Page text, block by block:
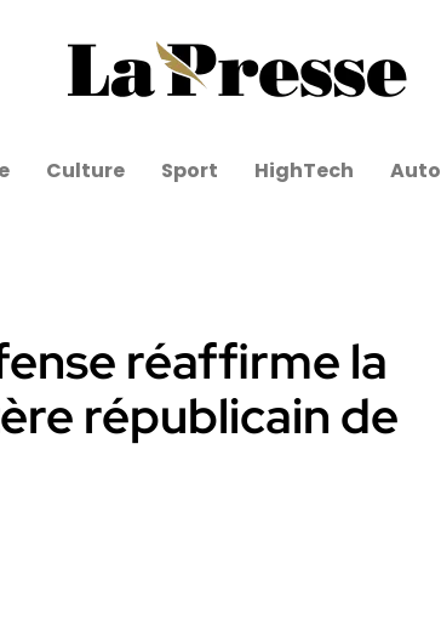
Culture Sport HighTech Auto
réaffirme la
républicain de